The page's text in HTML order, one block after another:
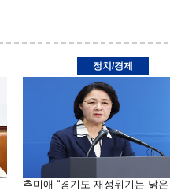
정치/경제
추미애 “경기도 재정위기는 낡